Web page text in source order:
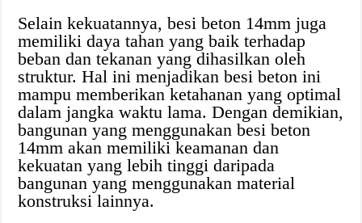
Selain kekuatannya, besi beton 14mm juga
memiliki daya tahan yang baik terhadap
beban dan tekanan yang dihasilkan oleh
struktur. Hal ini menjadikan besi beton ini
mampu memberikan ketahanan yang optimal
dalam jangka waktu lama. Dengan demikian,
bangunan yang menggunakan besi beton
14mm akan memiliki keamanan dan
kekuatan yang lebih tinggi daripada
bangunan yang menggunakan material
konstruksi lainnya.